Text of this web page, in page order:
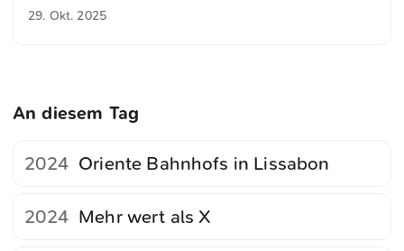
29. Okt. 2025
An diesem Tag
2024 Oriente Bahnhofs in Lissabon
2024 Mehr wert als X